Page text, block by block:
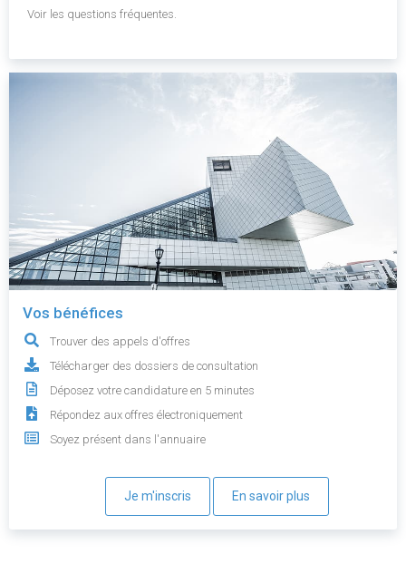
Voir les questions fréquentes.
Vos bénéfices
Trouver des appels d'offres
Télécharger des dossiers de consultation
Déposez votre candidature en 5 minutes
Répondez aux offres électroniquement
Soyez présent dans l'annuaire
Je m'inscris En savoir plus